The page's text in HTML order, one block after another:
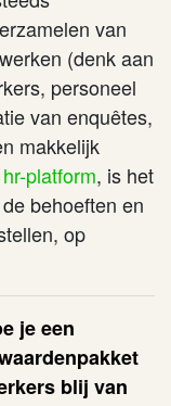
van
(denk aan
personeel
van enquêtes,
makkelijk
hr-platform, is het
behoeften en
op
je een
blij van